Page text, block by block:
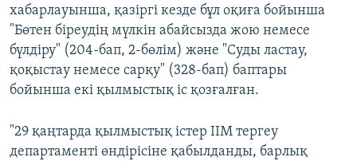
хабарлауынша, қазіргі кезде бұл оқиға бойынша
"Бөтен біреудің мүлкін абайсызда жою немесе
бүлдіру" (204-бап, 2-бөлім) және "Суды ластау,
қоқыстау немесе сарқу" (328-бап) баптары
бойынша екі қылмыстық іс қозғалған.
"29 қаңтарда қылмыстық істер ІІМ тергеу
департаменті өндірісіне қабылданды, барлық